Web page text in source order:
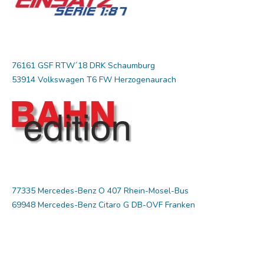
76161 GSF RTW´18 DRK Schaumburg
53914 Volkswagen T6 FW Herzogenaurach
77335 Mercedes-Benz O 407 Rhein-Mosel-Bus
69948 Mercedes-Benz Citaro G DB-OVF Franken